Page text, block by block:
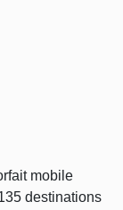
mobile
destinations